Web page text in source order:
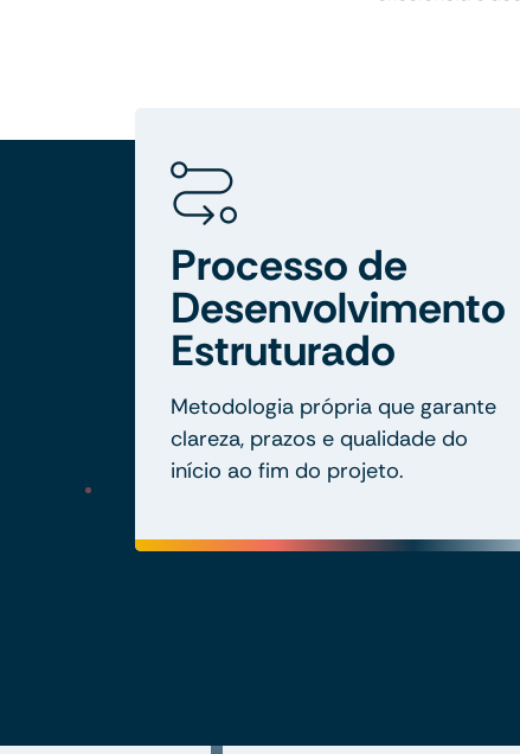
Processo de
Desenvolvimento
Estruturado
Metodologia própria que garante
clareza, prazos e qualidade do
início ao fim do projeto.